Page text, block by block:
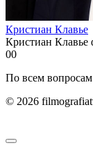
Кристиан Клавье
Кристиан Клавье
00
По всем
© 2026